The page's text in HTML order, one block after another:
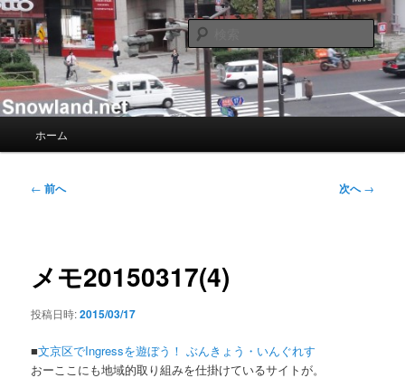
メ
イ
ン
コ
ン
テ
Nacky – Snowland.net
Nacky(Issei Ishii)がDJ/Composerのようなふりして書き散らすblogサイト
検
索
ホーム
投
ー
ョ
← 前へ 次へ→
メモ20150317(4)
投稿日時:2015/03/17
■文京区でIngressを遊ぼう！ ぶんきょう・いんぐれす
おーここにも地域的取り組みを仕掛けているサイトが。